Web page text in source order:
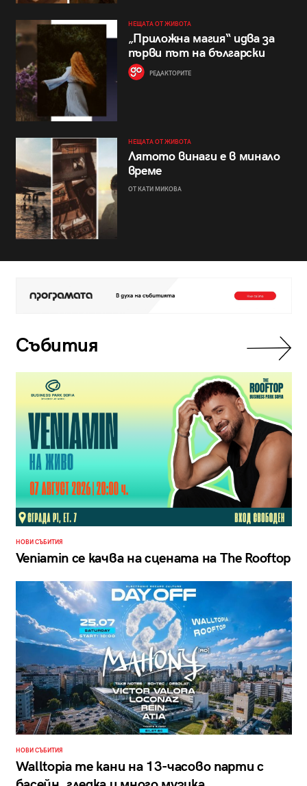
НЕЩАТА ОТ ЖИВОТА
„Приложна магия“ идва за
първи път на български
РЕДАКТОРИТЕ
НЕЩАТА ОТ ЖИВОТА
Лятото винаги е в минало
време
ОТ КАТИ МИКОВА
Събития
НОВИ СЪБИТИЯ
Veniamin се качва на сцената на The Rooftop
НОВИ СЪБИТИЯ
Walltopia те кани на 13-часово парти с